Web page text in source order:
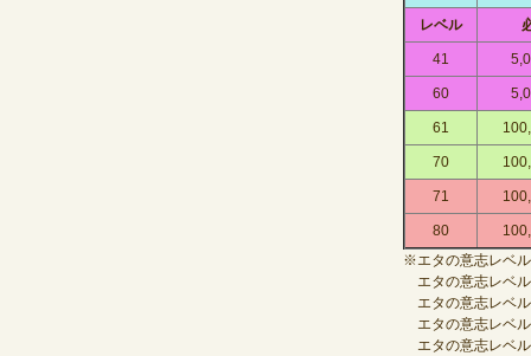
レベル
41
60
61
70
71
80
※エタの意志レベ
エタの意志レベ
エタの意志レベ
エタの意志レベ
エタの意志レベ